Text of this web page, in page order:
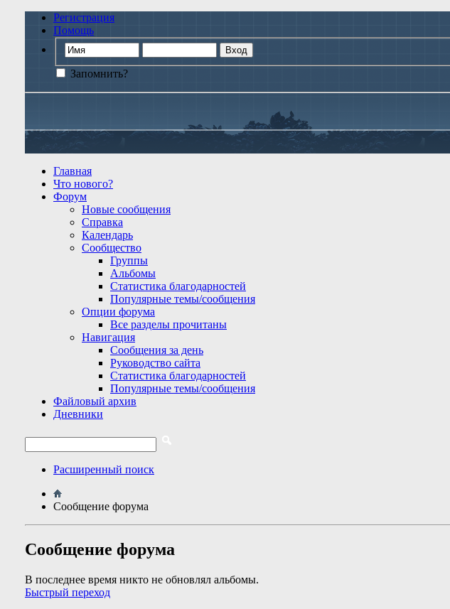
Регистрация
Помощь
Запомнить?
Главная
Что нового?
Форум
Новые сообщения
Справка
Календарь
Сообщество
Группы
Альбомы
Статистика благодарностей
Популярные темы/сообщения
Опции форума
Все разделы прочитаны
Навигация
Сообщения за день
Руководство сайта
Статистика благодарностей
Популярные темы/сообщения
Файловый архив
Дневники
Расширенный поиск
Сообщение форума
Сообщение форума
В последнее время никто не обновлял альбомы.
Быстрый переход